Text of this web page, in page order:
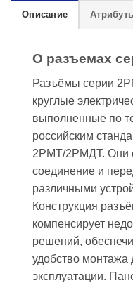
Описание
О разъемах
Разъёмы серии
круглые
выполненные по
российским
2РМТ/2РМДТ. Они
соединение и
различными
Конструкция
компенсирует
решений,
удобство
эксплуатации.